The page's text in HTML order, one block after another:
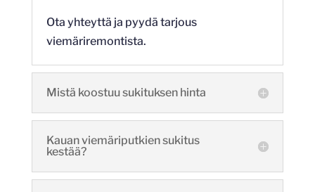
Ota yhteyttä ja pyydä tarjous
viemäriremontista.
Mistä koostuu sukituksen hinta
Kauan viemäriputkien sukitus
kestää?